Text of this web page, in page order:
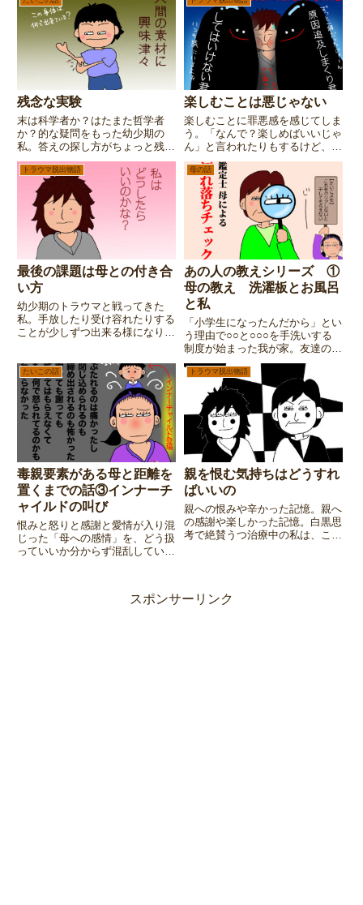
目にあう、しょうもない子供時代
のエピソードです。
残念な実験
末は科学者か？はたまた哲学者
か？的な疑問をもった幼少期の
私。答えの探し方がちょっと残念
な、しょうもない子供時代のエピ
ソードです。
楽しむことは悪じゃない
楽しむことに罪悪感を感じてしま
う。「なんで？楽しめばいいじゃ
ん」と言われたりもするけど、ト
ラウマがある人にとってはコレな
かなか手放すのが難しいトコだっ
たりしますよね。まずはそんな自
分に気づくとこから・・・。
トラウマ脱出物語
最後の課題は母との付き合
い方
幼少期のトラウマと戦ってきた
私。手放したり受け容れたりする
ことが少しずつ出来る様になりま
母の話
あの人の教えシリーズ ①
母の教え 洗濯板とお風呂
と私
「小学生になったんだから」とい
う理由で○○と○○○を手洗いする
制度が始まった我が家。友達の家
にはそんな制度無かった・・・。
たいこの話
毒親要素がある母と距離を
置くまでの話③インナーチ
ャイルドの叫び
恨みと怒りと感謝と愛情が入り混
じった「母への感情」を、どう扱
っていいか分からず混乱していた
ドの叫び」が、エスパー野郎（←
トラウマ脱出物語
親を恨む気持ちはどうすれ
ばいいの
親への恨みや辛かった記憶。親へ
の感謝や楽しかった記憶。白黒思
考で絶賛うつ治療中の私は、この
スポンサーリンク